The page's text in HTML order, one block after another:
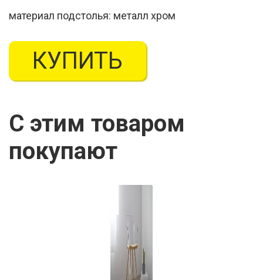
материал подстолья: металл хром
КУПИТЬ
С этим товаром
покупают